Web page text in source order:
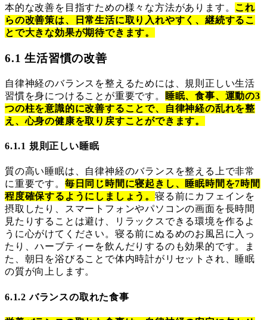
本的な改善を目指すための様々な方法があります。 これ
らの改善策は、日常生活に取り入れやすく、継続するこ
とで大きな効果が期待できます。
6.1 生活習慣の改善
自律神経のバランスを整えるためには、規則正しい生活
習慣を身につけることが重要です。
睡眠、食事、運動の3
つの柱を意識的に改善することで、自律神経の乱れを整
え、心身の健康を取り戻すことができます。
6.1.1 規則正しい睡眠
質の高い睡眠は、自律神経のバランスを整える上で非常
に重要です。 毎日同じ時間に寝起きし、睡眠時間を7時間
程度確保するようにしましょう。 寝る前にカフェインを
摂取したり、スマートフォンやパソコンの画面を長時間
見たりすることは避け、リラックスできる環境を作るよ
うに心がけてください。寝る前にぬるめのお風呂に入っ
たり、ハーブティーを飲んだりするのも効果的です。ま
た、朝日を浴びることで体内時計がリセットされ、睡眠
の質が向上します。
6.1.2 バランスの取れた食事